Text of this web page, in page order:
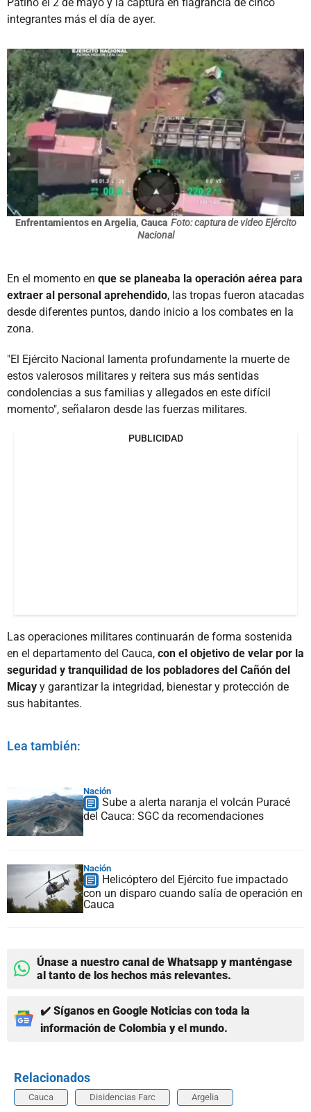
integrantes más el día de ayer.
Enfrentamientos en Argelia, Cauca Foto: captura de video Ejército
Nacional
En el momento en que se planeaba la operación aérea para
extraer al personal aprehendido, las tropas fueron atacadas
desde diferentes puntos, dando inicio a los combates en la
zona.
"El Ejército Nacional lamenta profundamente la muerte de
estos valerosos militares y reitera sus más sentidas
condolencias a sus familias y allegados en este difícil
momento", señalaron desde las fuerzas militares.
PUBLICIDAD
Las operaciones militares continuarán de forma sostenida
en el departamento del Cauca, con el objetivo de velar por la
seguridad y tranquilidad de los pobladores del Cañón del
Micay y garantizar la integridad, bienestar y protección de
sus habitantes.
Lea también:
Nación
Sube a alerta naranja el volcán Puracé
del Cauca: SGC da recomendaciones
Nación
Helicóptero del Ejército fue impactado
con un disparo cuando salía de operación en
Cauca
Únase a nuestro canal de Whatsapp y manténgase
al tanto de los hechos más relevantes.
✔️ Síganos en Google Noticias con toda la
información de Colombia y el mundo.
Relacionados
Cauca Disidencias Farc Argelia